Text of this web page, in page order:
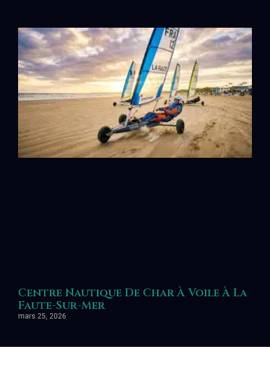
Centre Nautique De Char À Voile À La
Faute-Sur-Mer
mars 25, 2026